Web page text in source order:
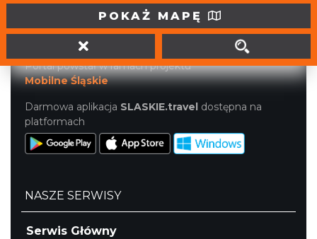
POKAŻ MAPĘ
tel. (32) 207 207 1
Portal powstał w ramach projektu
Mobilne Śląskie
Darmowa aplikacja SLASKIE.travel dostępna na
platformach
NASZE SERWISY
Serwis Główny